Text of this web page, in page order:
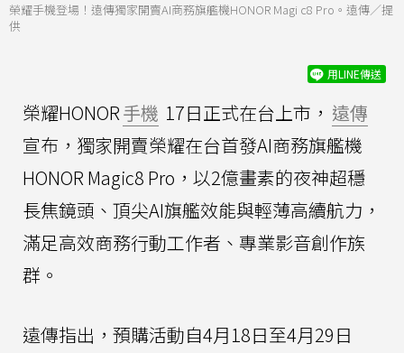
榮耀手機登場！遠傳獨家開賣AI商務旗艦機HONOR Magi c8 Pro。遠傳／提
供
用LINE傳送
榮耀HONOR手機 17日正式在台上市， 遠傳
宣布，獨家開賣榮耀在台首發AI商務旗艦機
HONOR Magic8 Pro，以2億畫素的夜神超穩
長焦鏡頭、頂尖AI旗艦效能與輕薄高續航力，
滿足高效商務行動工作者、專業影音創作族
群。
遠傳指出，預購活動自4月18日至4月29日